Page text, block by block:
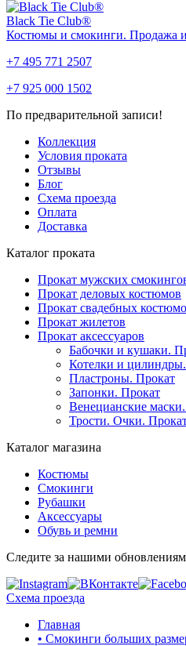
Black Tie Club®
Костюмы и смокинги. Продажа и
+7 495 771 2507
+7 925 000 1502
По предварительной записи!
Коллекция
Условия проката
Отзывы
Блог
Схема проезда
Оплата
Доставка
Каталог проката
Прокат мужских
Прокат деловых костюмов
Прокат свадебных
Прокат жилетов
Прокат аксессуаров
Бабочки и кушаки.
Котелки и
Пластроны. Прокат
Запонки. Прокат
Венецианские
Трости. Очки.
Каталог магазина
Костюмы
Смокинги
Рубашки
Аксессуары
Обувь и ремни
Следите за нашими
Схема проезда
Главная
• Смокинги больших